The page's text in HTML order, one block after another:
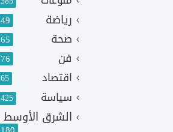
رياضة 49
صحة 65
فن 76
اقتصاد 65
سياسة 425
الشرق الأوسط